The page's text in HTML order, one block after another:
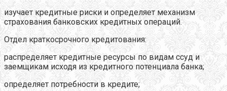
изучает кредитные риски и определяет механизм
страхования банковских кредитных операций.
Отдел краткосрочного кредитования:
распределяет кредитные ресурсы по видам ссуд и
заемщикам исходя из кредитного потенциала банка;
определяет потребности в кредите;